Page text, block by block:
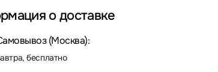
о доставке
(Москва):
бесплатно